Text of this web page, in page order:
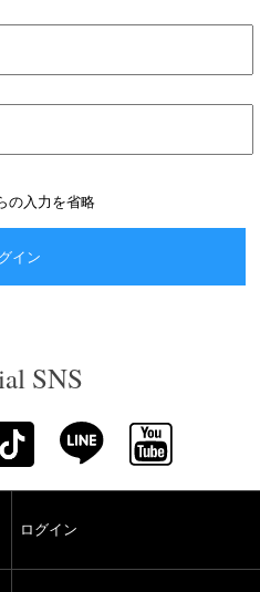
の入力を省略
イン
SNS
ログイン